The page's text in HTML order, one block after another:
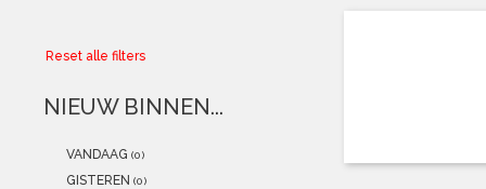
Kadobonnen
Reset alle filters
NIEUW BINNEN...
VANDAAG (0)
GISTEREN (0)